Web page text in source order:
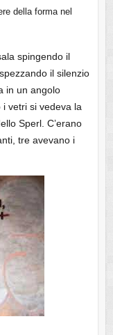
della forma nel
spingendo il
il silenzio
in un angolo
vetri si vedeva la
Sperl. C’erano
tre avevano i